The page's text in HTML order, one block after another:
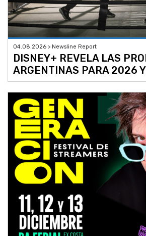
04.08.2026 > Newsline Report
DISNEY+ REVELA LAS
ARGENTINAS PARA 2026